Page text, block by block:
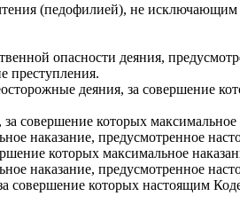
(педофилией), не
опасности деяния,
преступления.
деяния, за совершение
совершение которых
наказание, предусмотренное
которых максимальное
наказание, предусмотренное
которых настоящим